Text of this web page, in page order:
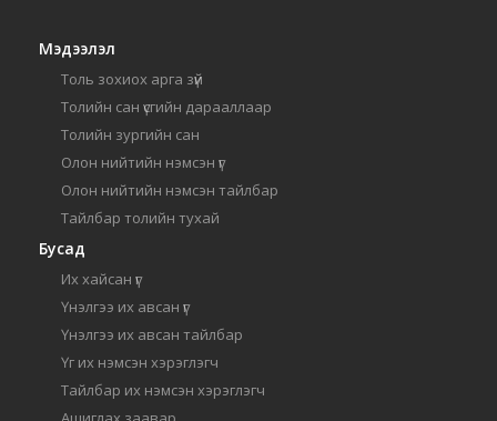
Мэдээлэл
Толь зохиох арга зүй
Толийн сан үсгийн дарааллаар
Толийн зургийн сан
Олон нийтийн нэмсэн үг
Олон нийтийн нэмсэн тайлбар
Тайлбар толийн тухай
Бусад
Их хайсан үг
Үнэлгээ их авсан үг
Үнэлгээ их авсан тайлбар
Үг их нэмсэн хэрэглэгч
Тайлбар их нэмсэн хэрэглэгч